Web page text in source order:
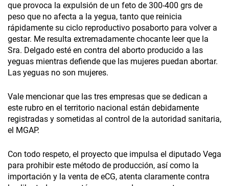
que provoca la expulsión de un feto de 300-400 grs de
peso que no afecta a la yegua, tanto que reinicia
rápidamente su ciclo reproductivo posaborto para volver a
gestar. Me resulta extremadamente chocante leer que la
Sra. Delgado esté en contra del aborto producido a las
yeguas mientras defiende que las mujeres puedan abortar.
Las yeguas no son mujeres.
Vale mencionar que las tres empresas que se dedican a
este rubro en el territorio nacional están debidamente
registradas y sometidas al control de la autoridad sanitaria,
el MGAP.
Con todo respeto, el proyecto que impulsa el diputado Vega
para prohibir este método de producción, así como la
importación y la venta de eCG, atenta claramente contra